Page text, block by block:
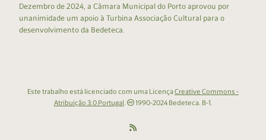
Dezembro de 2024, a Câmara Municipal do Porto aprovou por
unanimidade um apoio à Turbina Associação Cultural para o
desenvolvimento da Bedeteca.
Este trabalho está licenciado com uma LicençaCreative Commons -
Atribuição 3.0 Portugal. 1990-2024 Bedeteca. B-1.